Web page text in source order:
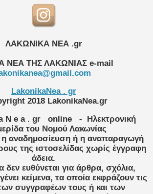
ΛΑΚΩΝΙΚΑ ΝΕΑ .gr
ΝΕΑ ΤΗΣ ΛΑΚΩΝΙΑΣ e-mail
LakonikaNea . gr
2018 LakonikaNea.gr
N e a . gr
online
- Ηλεκτρονική
του Νομού Λακωνίας
η αναδημοσίευση ή η αναπαραγωγή
της ιστοσελίδας χωρίς έγγραφη
άδεια.
δεν ευθύνεται για άρθρα, σχόλια,
κείμενα, τα οποία εκφράζουν τις
συγγραφέων τους ή και των